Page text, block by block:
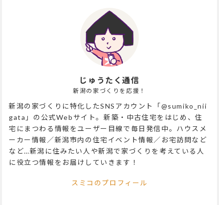
じゅうたく通信
新潟の家づくりを応援！
新潟の家づくりに特化したSNSアカウント「@sumiko_nii
gata」の公式Webサイト。新築・中古住宅をはじめ、住
宅にまつわる情報をユーザー目線で毎日発信中。ハウスメ
ーカー情報／新潟市内の住宅イベント情報／お宅訪問など
など…新潟に住みたい人や新潟で家づくりを考えている人
に役立つ情報をお届けしていきます！
スミコのプロフィール